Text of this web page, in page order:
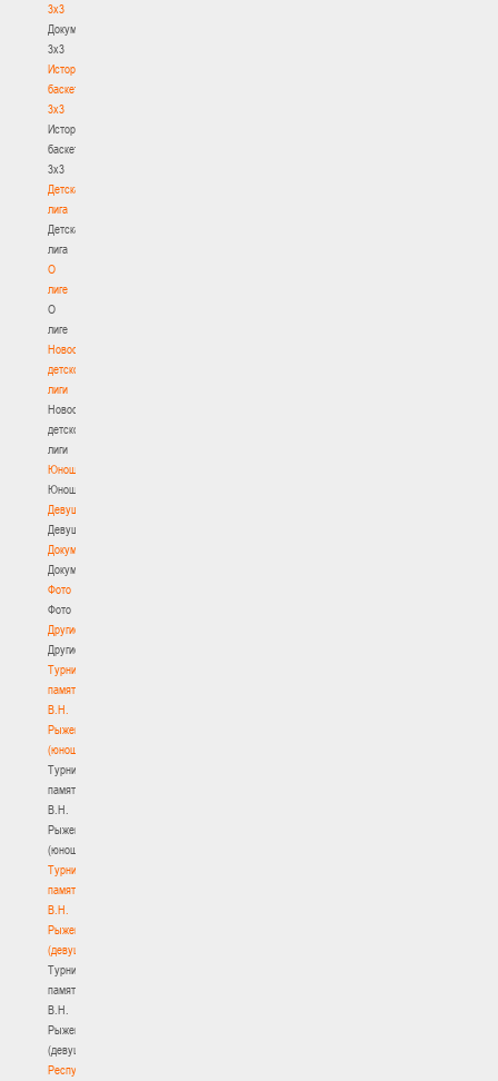
3х3
Документы
3х3
История
баскетбола
3х3
История
баскетбола
3х3
Детская
лига
Детская
лига
О
лиге
О
лиге
Новости
детской
лиги
Новости
детской
лиги
Юноши
Юноши
Девушки
Девушки
Документы
Документы
Фото
Фото
Другие
Другие
Турнир
памяти
В.Н.
Рыженкова
(юноши)
Турнир
памяти
В.Н.
Рыженкова
(юноши)
Турнир
памяти
В.Н.
Рыженкова
(девушки)
Турнир
памяти
В.Н.
Рыженкова
(девушки)
Республиканские